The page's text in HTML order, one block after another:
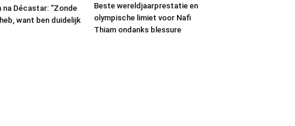
na Décastar: “Zonde
want ben duidelijk
Beste wereldjaarprestatie en
olympische limiet voor Nafi
Thiam ondanks blessure